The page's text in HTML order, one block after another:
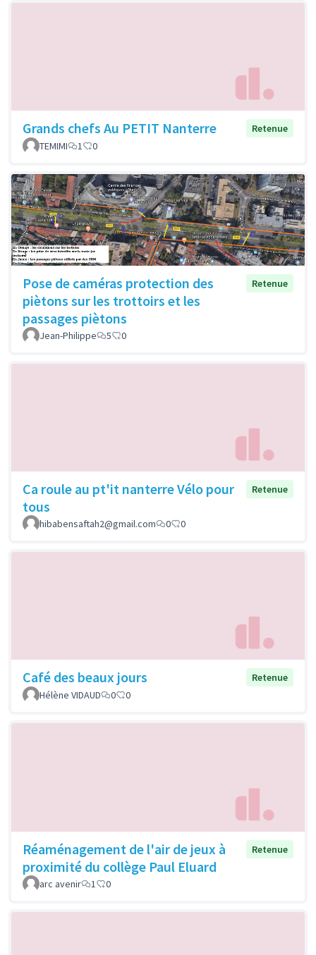
Grands chefs Au PETIT Nanterre
Retenue
TEMIMI
1 0
Pose de caméras protection des
piètons sur les trottoirs et les
passages piètons
Retenue
Jean-Philippe 5 0
Ca roule au pt'it nanterre Vélo pour
tous
Retenue
hibabensaftah2@gmail.com 0 0
Café des beaux jours
Retenue
Hélène VIDAUD
0 0
Réaménagement de l'air de jeux à
proximité du collège Paul Eluard
Retenue
arc avenir 1 0